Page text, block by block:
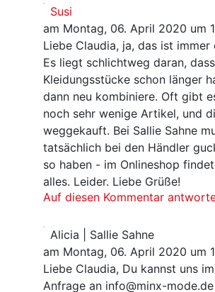
Susi
am Montag, 06. April 2020 um
Liebe Claudia, ja, das ist immer
Es liegt schlichtweg daran,
Kleidungsstücke schon länger
dann neu kombiniere. Oft gibt
noch sehr wenige Artikel, und
weggekauft. Bei Sallie Sahne
tatsächlich bei den Händler
so haben - im Onlineshop
alles. Leider. Liebe Grüße!
Auf diesen Kommentar
Alicia | Sallie Sahne
am Montag, 06. April 2020 um
Liebe Claudia, Du kannst uns
Anfrage an info@minx-